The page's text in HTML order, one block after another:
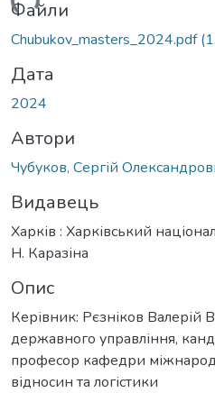
Файли
Chubukov_masters_2024.pdf
Дата
2024
Автори
Чубуков, Сергій
Видавець
Харків : Харківський
Н. Каразіна
Опис
Керівник: Рєзніков Валерій
державного управління,
професор кафедри
відносин та логістики